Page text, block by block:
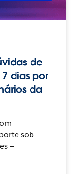
de
7 dias por
da
sob
—